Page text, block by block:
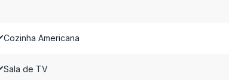
Cozinha Americana
Sala de TV